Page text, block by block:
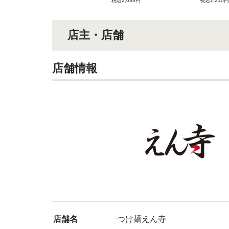
店主・店舗
店舗情報
店舗名 つけ麺えん寺